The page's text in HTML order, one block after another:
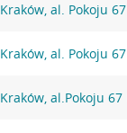
Kraków, al. Pokoju 67
Kraków, al. Pokoju 67
Kraków, al.Pokoju 67